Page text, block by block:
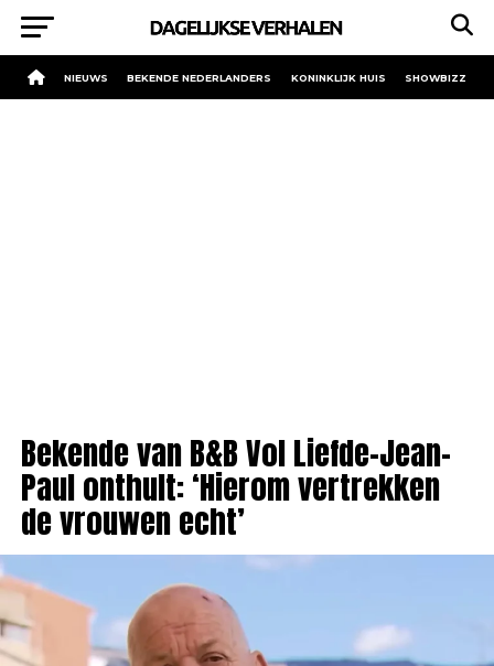
NIEUWS BEKENDE NEDERLANDERS KONINKLIJK HUIS SHOWBIZZ
Bekende van B&B Vol Liefde-Jean-
Paul onthult: ‘Hierom vertrekken
de vrouwen echt’